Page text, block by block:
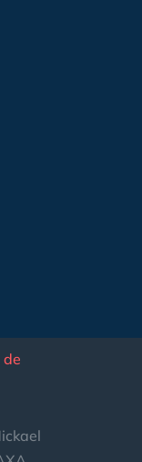
de